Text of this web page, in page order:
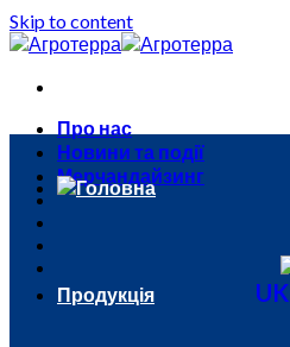
Skip to content
Про нас
Новини та події
Мерчандайзинг
UK
Головна
Продукція